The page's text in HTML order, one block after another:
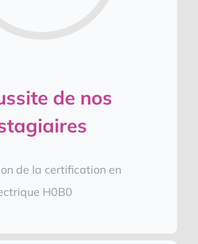
de nos
de la certification en
H0B0